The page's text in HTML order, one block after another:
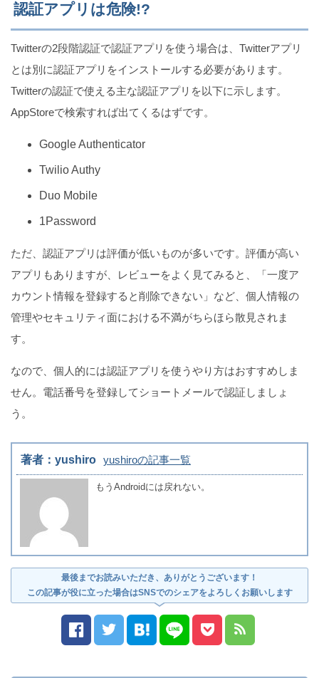
認証アプリは危険!?
Twitterの2段階認証で認証アプリを使う場合は、Twitterアプリ
とは別に認証アプリをインストールする必要があります。
Twitterの認証で使える主な認証アプリを以下に示します。
AppStoreで検索すれば出てくるはずです。
Google Authenticator
Twilio Authy
Duo Mobile
1Password
ただ、認証アプリは評価が低いものが多いです。評価が高い
アプリもありますが、レビューをよく見てみると、「一度ア
カウント情報を登録すると削除できない」など、個人情報の
管理やセキュリティ面における不満がちらほら散見されま
す。
なので、個人的には認証アプリを使うやり方はおすすめしま
せん。電話番号を登録してショートメールで認証しましょ
う。
著者：yushiro yushiroの記事一覧
もうAndroidには戻れない。
最後までお読みいただき、ありがとうございます！
この記事が役に立った場合はSNSでのシェアをよろしくお願いします